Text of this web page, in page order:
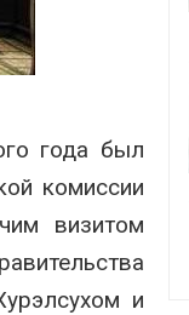
года был
комиссии
визитом
и
потребовал
вложения в
на фоне
от пожаров
шин
и почти